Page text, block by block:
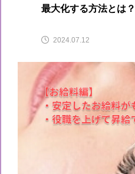
最大化する方法とは？
2024.07.12